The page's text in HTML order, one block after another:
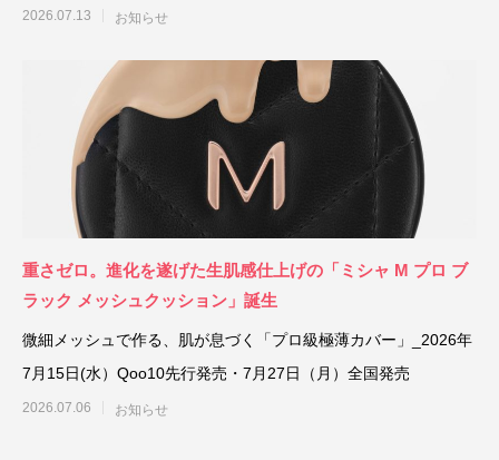
した「偽造
2026.07.13 お知らせ
重さゼロ。進化を遂げた生肌感仕上げの「ミシャ M プロ ブ
ラック メッシュクッション」誕生
微細メッシュで作る、肌が息づく「プロ級極薄カバー」_2026年
7月15日(水）Qoo10先行発売・7月27日（月）全国発売
2026.07.06 お知らせ